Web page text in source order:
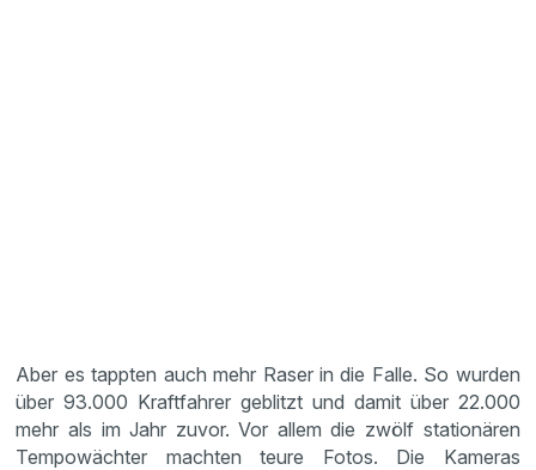
Aber es tappten auch mehr Raser in die Falle. So wurden
über 93.000 Kraftfahrer geblitzt und damit über 22.000
mehr als im Jahr zuvor. Vor allem die zwölf stationären
Tempowächter machten teure Fotos. Die Kameras